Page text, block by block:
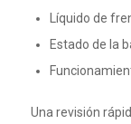
Líquido de
Estado de la
Una revisión